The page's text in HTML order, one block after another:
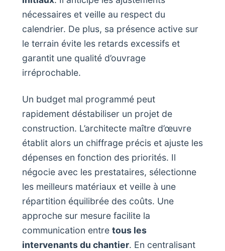
nécessaires et veille au respect du
calendrier. De plus, sa présence active sur
le terrain évite les retards excessifs et
garantit une qualité d’ouvrage
irréprochable.
Un budget mal programmé peut
rapidement déstabiliser un projet de
construction. L’architecte maître d’œuvre
établit alors un chiffrage précis et ajuste les
dépenses en fonction des priorités. Il
négocie avec les prestataires, sélectionne
les meilleurs matériaux et veille à une
répartition équilibrée des coûts. Une
approche sur mesure facilite la
communication entre tous les
intervenants du chantier. En centralisant